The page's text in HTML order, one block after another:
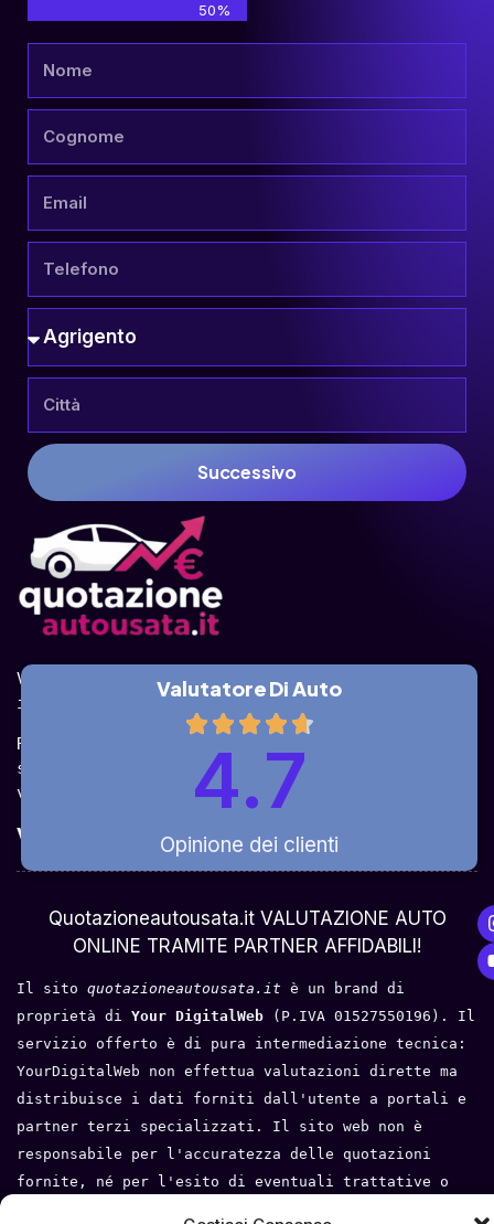
50%
Successivo
Valuta la tua auto online, gratis e in pochi
istanti.
Ricevi la quotazione dai vari partner e potrai
sceglierla come venderla in modo sicuro,
veloce e rapido!
Valuta Per Modello
Valutatore Di Auto
Opinione dei clienti
4.7
Quotazioneautousata.it VALUTAZIONE AUTO
ONLINE TRAMITE PARTNER AFFIDABILI!
Il sito quotazioneautousata.it è un brand di
proprietà di Your DigitalWeb
(P.IVA 01527550196). Il
servizio offerto è di pura intermediazione tecnica:
YourDigitalWeb non effettua valutazioni dirette ma
distribuisce i dati forniti dall'utente a portali e
partner terzi specializzati. Il sito web non è
responsabile per l'accuratezza delle quotazioni
fornite, né per l'esito di eventuali trattative o